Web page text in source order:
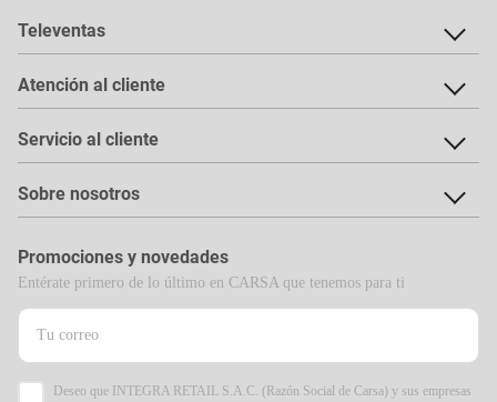
Televentas
Atención al cliente
Servicio al cliente
Sobre nosotros
Promociones y novedades
Entérate primero de lo último en CARSA que tenemos para ti
Deseo que INTEGRA RETAIL S.A.C. (Razón Social de Carsa) y sus empresas